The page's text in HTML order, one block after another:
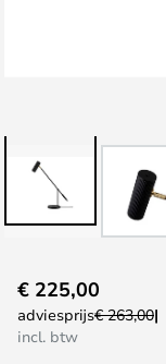
naar
het
€ 225,00
adviesprijs€ 263,00
incl. btw